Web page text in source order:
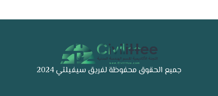
جميع الحقوق محفوظة لفريق سيفيلتي 2024